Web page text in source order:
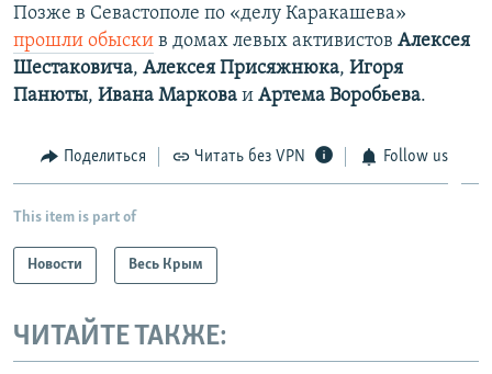
Позже в Севастополе по «делу Каракашева»
прошли обыски в домах левых активистов Алексея
Шестаковича, Алексея Присяжнюка, Игоря
Панюты, Ивана Маркова и Артема Воробьева.
Поделиться Читать без VPN Follow us
This item is part of
Новости Весь Крым
ЧИТАЙТЕ ТАКЖЕ: